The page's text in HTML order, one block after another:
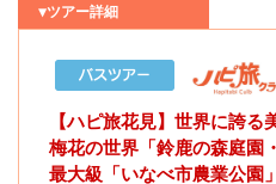
▼ツアー詳細
【ハピ旅花見】世界に誇
梅花の世界「鈴鹿の森庭園
最大級「いなべ市農業公園